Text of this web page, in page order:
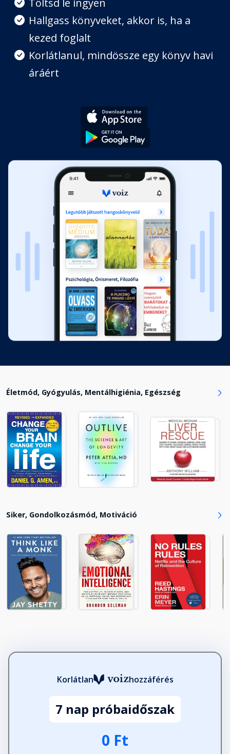
Hallgass könyveket, akkor is, ha a
kezed foglalt
Korlátlanul, mindössze egy könyv havi
áráért
Életmód, Gyógyulás, Mentálhigiénia, Egészség
Siker, Gondolkozásmód, Motiváció
Korlátlan hozzáférés
7 nap próbaidőszak
0 Ft